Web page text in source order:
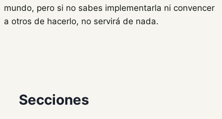
mundo, pero si no sabes implementarla ni convencer
a otros de hacerlo, no servirá de nada.
Secciones